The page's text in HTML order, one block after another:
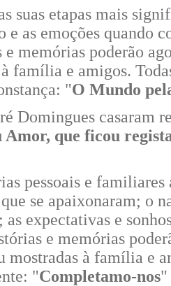
suas etapas mais
e as emoções quando
e memórias poderão
família e amigos.
"O Mundo
Domingues casaram
Amor, que ficou
pessoais e familiares
se apaixonaram; o
expectativas e
e memórias
mostradas à família e
"Completamo-nos"